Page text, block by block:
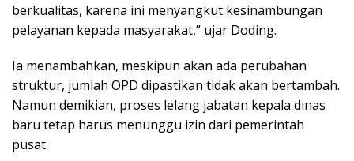
berkualitas, karena ini menyangkut kesinambungan
pelayanan kepada masyarakat,” ujar Doding.
Ia menambahkan, meskipun akan ada perubahan
struktur, jumlah OPD dipastikan tidak akan bertambah.
Namun demikian, proses lelang jabatan kepala dinas
baru tetap harus menunggu izin dari pemerintah
pusat.